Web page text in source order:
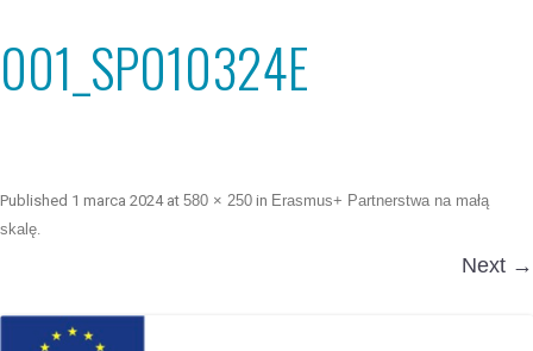
001_SP010324E
Published 1 marca 2024at 580 × 250 in Erasmus+ Partnerstwa na małą
skalę.
Next →